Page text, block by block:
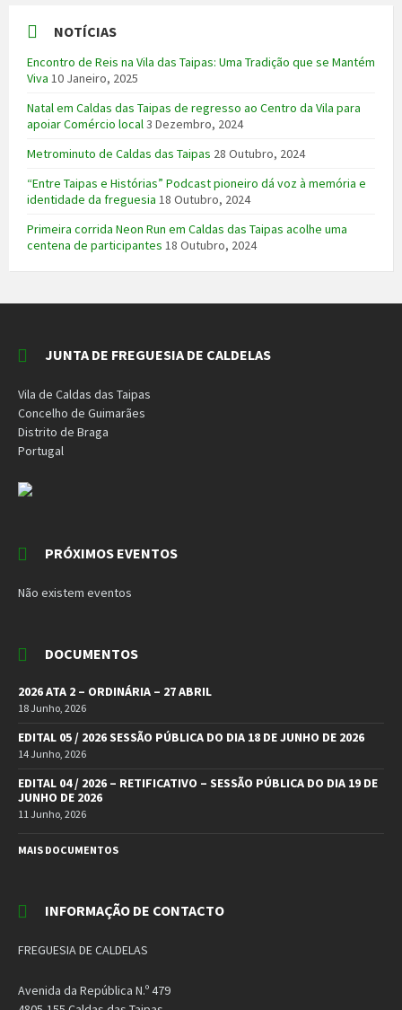
NOTÍCIAS
Encontro de Reis na Vila das Taipas: Uma Tradição que se Mantém
Viva 10 Janeiro, 2025
Natal em Caldas das Taipas de regresso ao Centro da Vila para
apoiar Comércio local3 Dezembro, 2024
Metrominuto de Caldas das Taipas 28 Outubro, 2024
“Entre Taipas e Histórias” Podcast pioneiro dá voz à memória e
identidade da freguesia 18 Outubro, 2024
Primeira corrida Neon Run em Caldas das Taipas acolhe uma
centena de participantes 18 Outubro, 2024
JUNTA DE FREGUESIA DE CALDELAS
Vila de Caldas das Taipas
Concelho de Guimarães
Distrito de Braga
Portugal
PRÓXIMOS EVENTOS
Não existem eventos
DOCUMENTOS
2026 ATA 2 – ORDINÁRIA – 27 ABRIL
18 Junho, 2026
EDITAL 05 / 2026 SESSÃO PÚBLICA DO DIA 18 DE JUNHO DE 2026
14 Junho, 2026
EDITAL 04 / 2026 – RETIFICATIVO – SESSÃO PÚBLICA DO DIA 19 DE
JUNHO DE 2026
11 Junho, 2026
MAIS DOCUMENTOS
INFORMAÇÃO DE CONTACTO
FREGUESIA DE CALDELAS
Avenida da República N.º 479